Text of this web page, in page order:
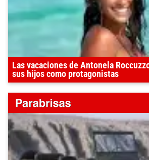
Las vacaciones de Antonela
sus hijos como protagonistas